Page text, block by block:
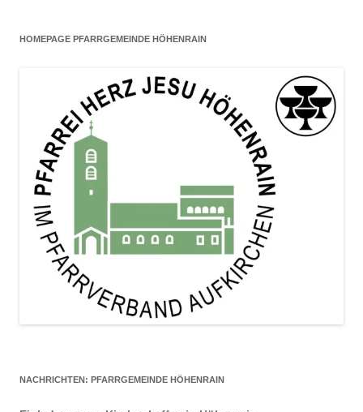
HOMEPAGE PFARRGEMEINDE HÖHENRAIN
NACHRICHTEN: PFARRGEMEINDE HÖHENRAIN